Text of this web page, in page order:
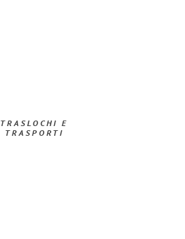
TRASLOCHI E
TRASPORTI​